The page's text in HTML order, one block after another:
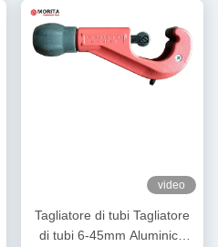
video
Tagliatore di tubi Tagliatore
di tubi 6-45mm Aluminico